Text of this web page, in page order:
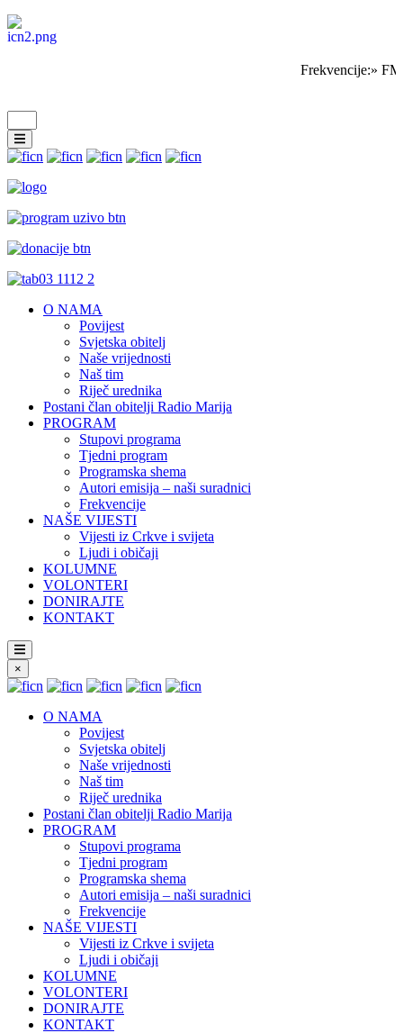
Frekvencije:»
O NAMA
Povijest
Svjetska obitelj
Naše vrijednosti
Naš tim
Riječ urednika
Postani član obitelji Radio Marija
PROGRAM
Stupovi programa
Tjedni program
Programska shema
Autori emisija – naši suradnici
Frekvencije
NAŠE VIJESTI
Vijesti iz Crkve i svijeta
Ljudi i običaji
KOLUMNE
VOLONTERI
DONIRAJTE
KONTAKT
×
O NAMA
Povijest
Svjetska obitelj
Naše vrijednosti
Naš tim
Riječ urednika
Postani član obitelji Radio Marija
PROGRAM
Stupovi programa
Tjedni program
Programska shema
Autori emisija – naši suradnici
Frekvencije
NAŠE VIJESTI
Vijesti iz Crkve i svijeta
Ljudi i običaji
KOLUMNE
VOLONTERI
DONIRAJTE
KONTAKT